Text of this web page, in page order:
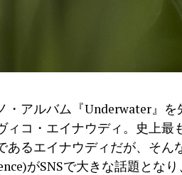
・アルバム『Underwater』
ィコ・エイナウディ。史上最
あるエイナウディだが、そん
がSNSで大きな話題とな